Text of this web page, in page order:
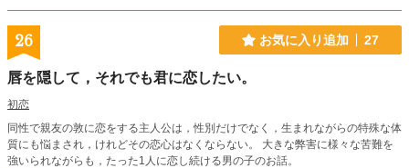
26 お気に入り追加 27
唇を隠して，それでも君に恋したい。
初恋
同性で親友の敦に恋をする主人公は，性別だけでなく，生まれながらの特殊な体
質にも悩まされ，けれどその恋心はなくならない。 大きな弊害に様々な苦難を
強いられながらも，たった1人に恋し続ける男の子のお話。